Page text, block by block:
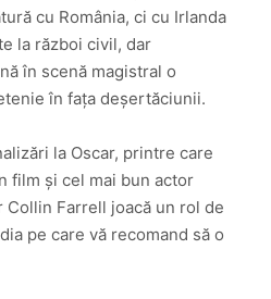
cu România, ci cu Irlanda
la război civil, dar
în scenă magistral o
în fața deșertăciunii.
la Oscar, printre care
film și cel mai bun actor
Farrell joacă un rol de
pe care vă recomand să o